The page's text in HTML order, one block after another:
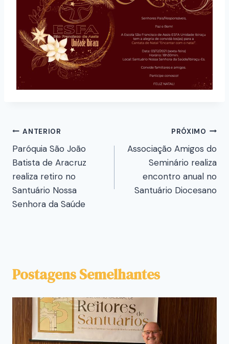
ANTERIOR
Paróquia São João
Batista de Aracruz
realiza retiro no
Santuário Nossa
Senhora da Saúde
PRÓXIMO
Associação Amigos do
Seminário realiza
encontro anual no
Santuário Diocesano
Postagens Semelhantes